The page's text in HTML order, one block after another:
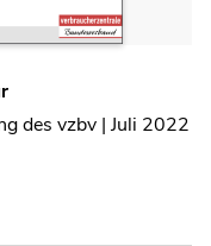
des vzbv | Juli 2022